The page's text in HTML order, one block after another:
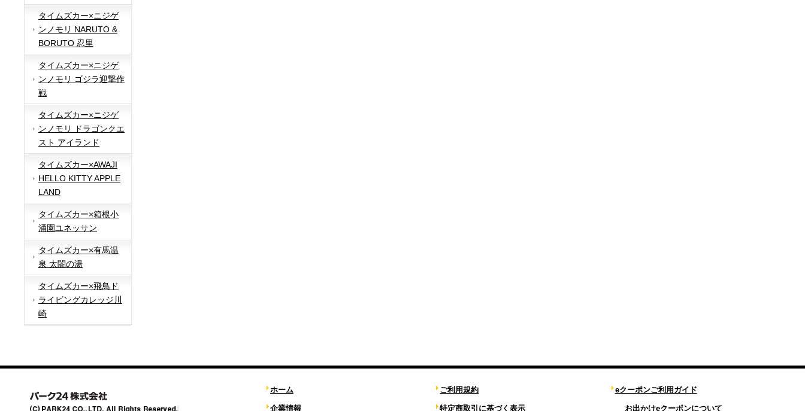
タイムズカー×ニジゲ
ンノモリ NARUTO &
BORUTO 忍里
タイムズカー×ニジゲ
ンノモリ ゴジラ迎撃作
戦
タイムズカー×ニジゲ
ンノモリ ドラゴンクエ
スト アイランド
タイムズカー×AWAJI
HELLO KITTY APPLE
LAND
タイムズカー×箱根小
涌園ユネッサン
タイムズカー×有馬温
泉 太閤の湯
タイムズカー×飛鳥ド
ライビングカレッジ川
崎
ホーム
企業情報
ご利用規約
特定商取引に基づく表示
eクーポンご利用ガイド
お出かけeクーポンについて